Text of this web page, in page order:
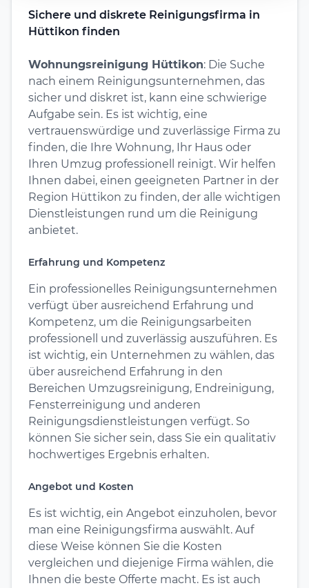
Sichere und diskrete Reinigungsfirma in
Hüttikon finden
Wohnungsreinigung Hüttikon: Die Suche
nach einem Reinigungsunternehmen, das
sicher und diskret ist, kann eine schwierige
Aufgabe sein. Es ist wichtig, eine
vertrauenswürdige und zuverlässige Firma zu
finden, die Ihre Wohnung, Ihr Haus oder
Ihren Umzug professionell reinigt. Wir helfen
Ihnen dabei, einen geeigneten Partner in der
Region Hüttikon zu finden, der alle wichtigen
Dienstleistungen rund um die Reinigung
anbietet.
Erfahrung und Kompetenz
Ein professionelles Reinigungsunternehmen
verfügt über ausreichend Erfahrung und
Kompetenz, um die Reinigungsarbeiten
professionell und zuverlässig auszuführen. Es
ist wichtig, ein Unternehmen zu wählen, das
über ausreichend Erfahrung in den
Bereichen Umzugsreinigung, Endreinigung,
Fensterreinigung und anderen
Reinigungsdienstleistungen verfügt. So
können Sie sicher sein, dass Sie ein qualitativ
hochwertiges Ergebnis erhalten.
Angebot und Kosten
Es ist wichtig, ein Angebot einzuholen, bevor
man eine Reinigungsfirma auswählt. Auf
diese Weise können Sie die Kosten
vergleichen und diejenige Firma wählen, die
Ihnen die beste Offerte macht. Es ist auch